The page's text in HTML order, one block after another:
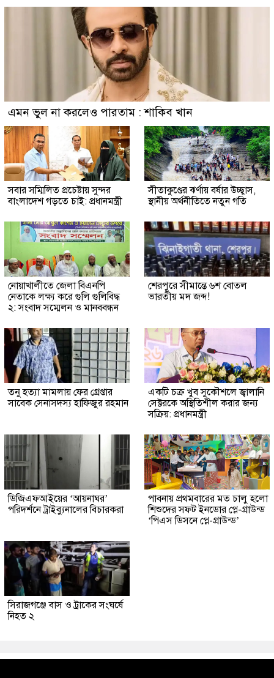
এমন ভুল না করলেও পারতাম : শাকিব খান
সবার সম্মিলিত প্রচেষ্টায় সুন্দর
বাংলাদেশ গড়তে চাই: প্রধানমন্ত্রী
সীতাকুণ্ডের ঝর্ণায় বর্ষার উচ্ছ্বাস,
স্থানীয় অর্থনীতিতে নতুন গতি
নোয়াখালীতে জেলা বিএনপি
নেতাকে লক্ষ্য করে গুলি গুলিবিদ্ধ
২: সংবাদ সম্মেলন ও মানববন্ধন
শেরপুরে সীমান্তে ৬শ বোতল
ভারতীয় মদ জব্দ!
তনু হত্যা মামলায় ফের গ্রেপ্তার
সাবেক সেনাসদস্য হাফিজুর রহমান
একটি চক্র খুব সুকৌশলে জ্বালানি
সেক্টরকে অস্থিতিশীল করার জন্য
সক্রিয়: প্রধানমন্ত্রী
ডিজিএফআইয়ের ‘আয়নাঘর’
পরিদর্শনে ট্রাইব্যুনালের বিচারকরা
পাবনায় প্রথমবারের মত চালু হলো
শিশুদের সফট ইনডোর প্লে-গ্রাউন্ড
‘পিএস ডিসনে প্লে-গ্রাউন্ড’
সিরাজগঞ্জে বাস ও ট্রাকের সংঘর্ষে
নিহত ২